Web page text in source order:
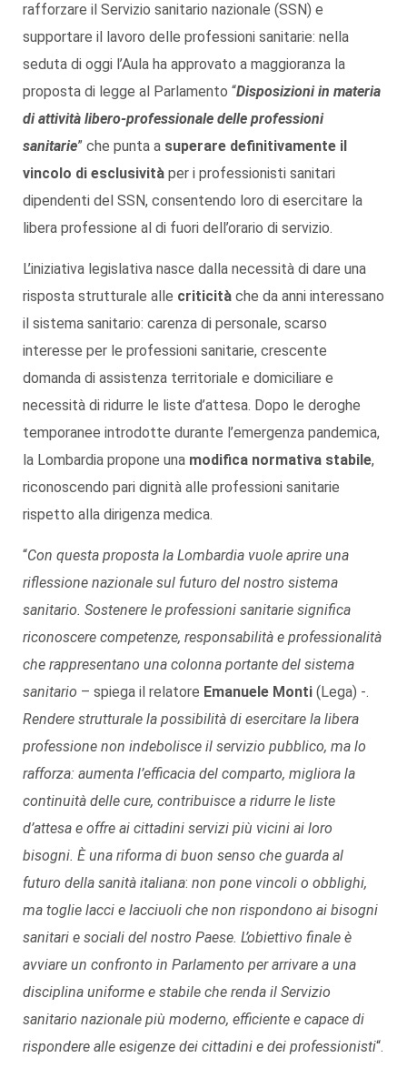
rafforzare il Servizio sanitario nazionale (SSN) e
supportare il lavoro delle professioni sanitarie: nella
seduta di oggi l’Aula ha approvato a maggioranza la
proposta di legge al Parlamento “Disposizioni in materia
di attività libero-professionale delle professioni
sanitarie” che punta a superare definitivamente il
vincolo di esclusività per i professionisti sanitari
dipendenti del SSN, consentendo loro di esercitare la
libera professione al di fuori dell’orario di servizio.
L’iniziativa legislativa nasce dalla necessità di dare una
risposta strutturale alle criticità che da anni interessano
il sistema sanitario: carenza di personale, scarso
interesse per le professioni sanitarie, crescente
domanda di assistenza territoriale e domiciliare e
necessità di ridurre le liste d’attesa. Dopo le deroghe
temporanee introdotte durante l’emergenza pandemica,
la Lombardia propone una modifica normativa stabile,
riconoscendo pari dignità alle professioni sanitarie
rispetto alla dirigenza medica.
“Con questa proposta la Lombardia vuole aprire una
riflessione nazionale sul futuro del nostro sistema
sanitario. Sostenere le professioni sanitarie significa
riconoscere competenze, responsabilità e professionalità
che rappresentano una colonna portante del sistema
sanitario – spiega il relatore Emanuele Monti (Lega) -.
Rendere strutturale la possibilità di esercitare la libera
professione non indebolisce il servizio pubblico, ma lo
rafforza: aumenta l’efficacia del comparto, migliora la
continuità delle cure, contribuisce a ridurre le liste
d’attesa e offre ai cittadini servizi più vicini ai loro
bisogni. È una riforma di buon senso che guarda al
futuro della sanità italiana: non pone vincoli o obblighi,
ma toglie lacci e lacciuoli che non rispondono ai bisogni
sanitari e sociali del nostro Paese. L’obiettivo finale è
avviare un confronto in Parlamento per arrivare a una
disciplina uniforme e stabile che renda il Servizio
sanitario nazionale più moderno, efficiente e capace di
rispondere alle esigenze dei cittadini e dei professionisti“.